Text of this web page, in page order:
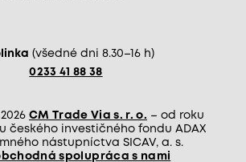
(všedné dni 8.30–16 h)
0233 41 88 38
CM Trade Via s. r. o. – od roku
českého investičného fondu ADAX
nástupníctva SICAV, a. s.
spolupráca s nami